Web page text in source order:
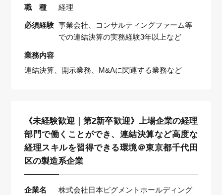
職 種 経理
必須経験 事業会社、コンサルティングファーム等
での連結決算の実務経験3年以上など
業務内容
連結決算、開示業務、M&Aに関連する業務など
《未経験歓迎｜第2新卒歓迎》上場企業の経理
部門で働くことができ、連結決算など高度な
経理スキルを習得できる環境＠東京都千代田
区の製造系企業
企業名
株式会社日本ピグメントホールディング